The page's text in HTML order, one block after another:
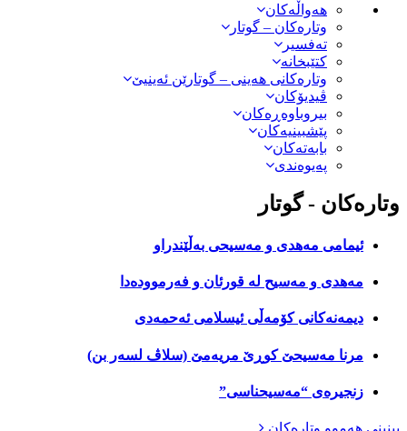
هەواڵەكان
وتارەکان – گوتار
تەفسیر
کتێبخانە
وتارەکانی هەینی – گوتارێن ئەینیێ
ڤیدیۆکان
بیروباوەڕەکان
پێشبینیەکان
بابەتەکان
پەیوەندی
وتارەکان - گوتار
ئیمامی مەهدی و مەسیحی بەڵێندراو
مەهدی و مه‌سیح له‌ قورئان و فه‌رمووده‌دا
دیمەنەكانی كۆمەڵی ئیسلامی ئەحمەدى
مرنا مەسیحێ‌ كوڕێ‌ مریەمێ‌ (سلاڤ لسەر بن)
زنجیرەی “مەسیحناسی”
بینینی هەموو وتارەکان